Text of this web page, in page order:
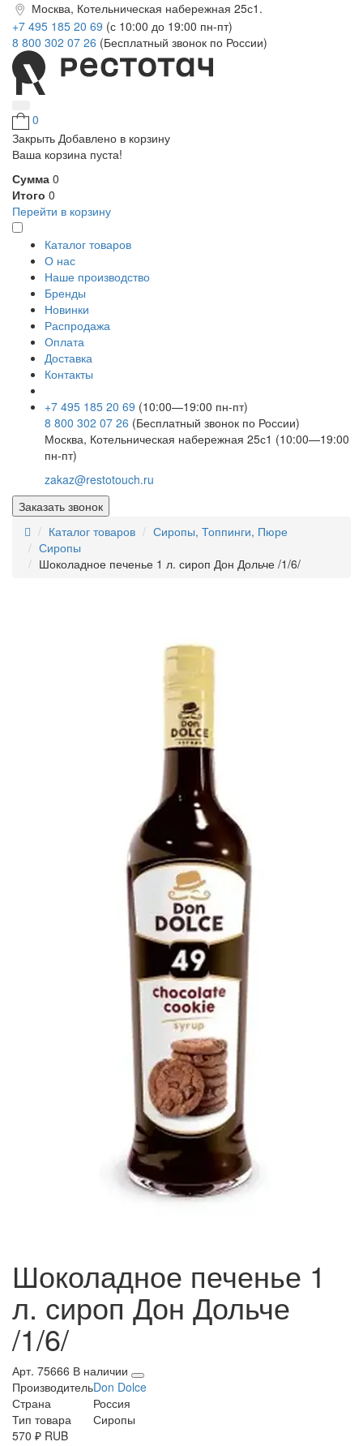
Москва, Котельническая набережная 25с1.
+7 495 185 20 69 (с 10:00 до 19:00 пн-пт)
8 800 302 07 26 (Бесплатный звонок по России)
0
Закрыть Добавлено в корзину
Ваша корзина пуста!
Сумма 0
Итого 0
Перейти в корзину
Каталог товаров
О нас
Наше производство
Бренды
Новинки
Распродажа
Оплата
Доставка
Контакты
+7 495 185 20 69 (10:00—19:00 пн-пт)
8 800 302 07 26 (Бесплатный звонок по России)
Москва, Котельническая набережная 25с1 (10:00—19:00
пн-пт)
zakaz@restotouch.ru
Заказать звонок
Каталог товаров
Сиропы, Топпинги, Пюре
Сиропы
Шоколадное печенье 1 л. сироп Дон Дольче /1/6/
Шоколадное печенье 1
л. сироп Дон Дольче
/1/6/
Арт. 75666 В наличии
ПроизводительDon Dolce
Страна
Россия
Тип товара
Сиропы
570 ₽ RUB